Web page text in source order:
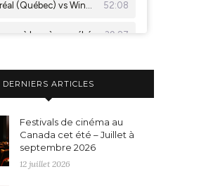
DERNIERS ARTICLES
Festivals de cinéma au
Canada cet été – Juillet à
septembre 2026
12 juillet 2026